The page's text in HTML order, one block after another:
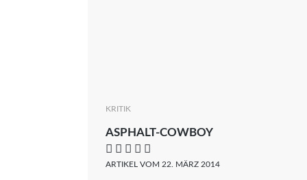
KRITIK
ASPHALT-COWBOY
    
ARTIKEL VOM 22. MÄRZ 2014